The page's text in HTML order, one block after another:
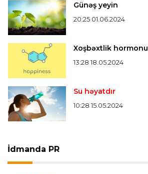
Günəş yeyin
20:25 01.06.2024
Xoşbəxtlik hormonu
13:28 18.05.2024
Su həyatdır
10:28 15.05.2024
İdmanda PR